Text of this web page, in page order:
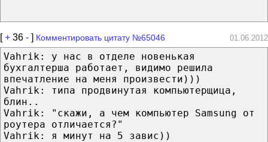
[+ 36 - ] Комментировать цитату №65046 01.06.2012
Vahrik: у нас в отделе новенькая
бухгалтерша работает, видимо решила
впечатление на меня произвести)))
Vahrik: типа продвинутая компьютерщица,
блин..
Vahrik: "скажи, а чем компьютер Samsung от
роутера отличается?"
Vahrik: я минут на 5 завис))